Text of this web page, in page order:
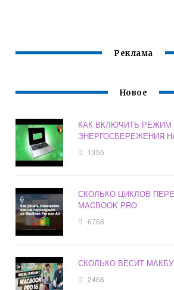
Реклама
Новое
КАК ВКЛЮЧИТЬ РЕЖИМ
ЭНЕРГОСБЕРЕЖЕНИЯ
1355
СКОЛЬКО ЦИКЛОВ
MACBOOK PRO
6768
СКОЛЬКО ВЕСИТ
2468